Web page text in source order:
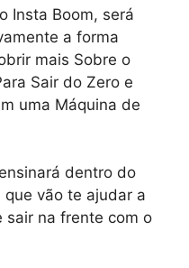
Insta Boom, será
a forma
mais Sobre o
Sair do Zero e
uma Máquina de
dentro do
vão te ajudar a
sair na frente com o